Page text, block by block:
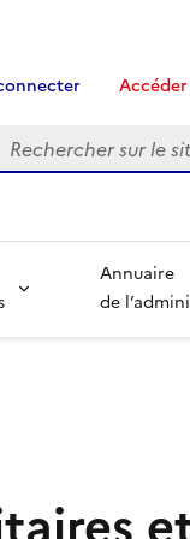
Annuaire
de